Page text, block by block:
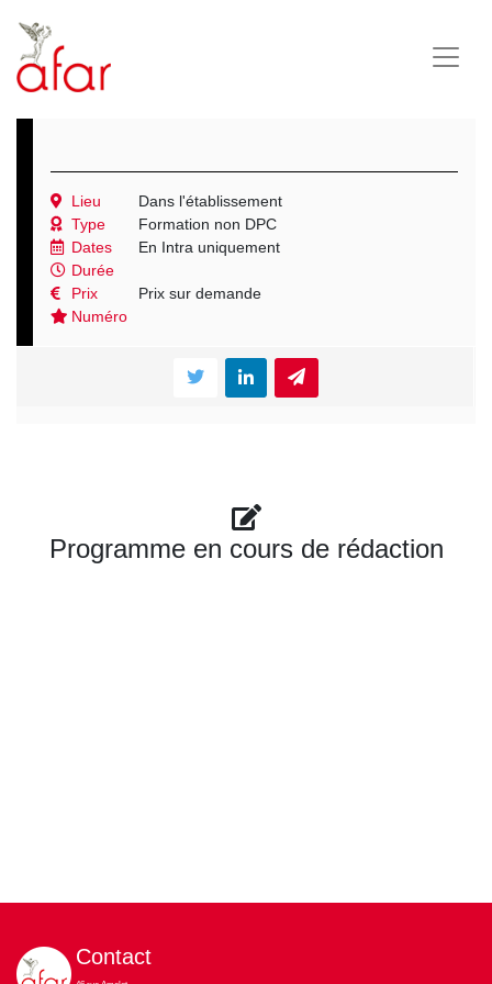
Lieu
Dans l'établissement
Type
Formation non DPC
Dates
En Intra uniquement
Durée
Prix
Prix sur demande
Numéro
Programme en cours de rédaction
Contact